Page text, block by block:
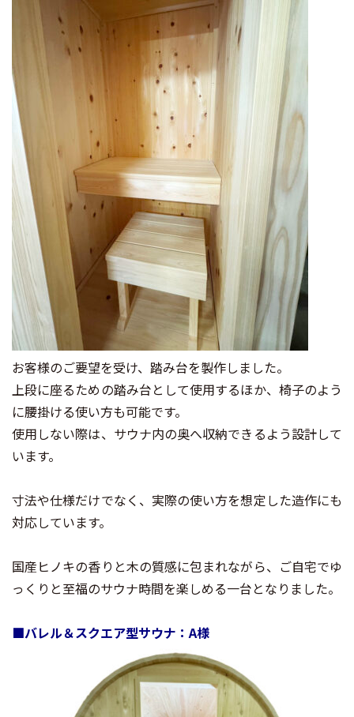
お客様のご要望を受け、踏み台を製作しました。
上段に座るための踏み台として使用するほか、椅子のよう
に腰掛ける使い方も可能です。
使用しない際は、サウナ内の奥へ収納できるよう設計して
います。
寸法や仕様だけでなく、実際の使い方を想定した造作にも
対応しています。
国産ヒノキの香りと木の質感に包まれながら、ご自宅でゆ
っくりと至福のサウナ時間を楽しめる一台となりました。
■バレル＆スクエア型サウナ：A様